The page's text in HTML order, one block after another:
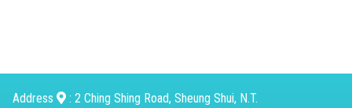
Address : 2 Ching Shing Road, Sheung Shui, N.T.